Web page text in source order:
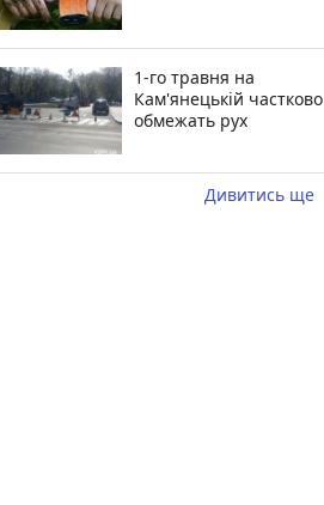
1-го травня на
Кам'янецькій частково
обмежать рух
Дивитись ще